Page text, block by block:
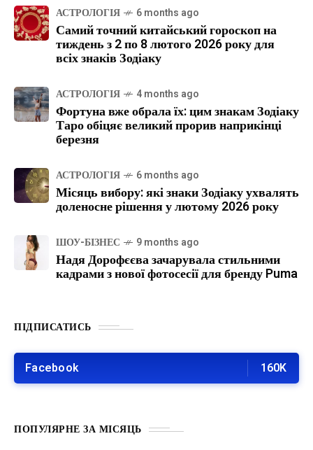
АСТРОЛОГІЯ 6 months ago
Самий точний китайський гороскоп на
тиждень з 2 по 8 лютого 2026 року для
всіх знаків Зодіаку
АСТРОЛОГІЯ 4 months ago
Фортуна вже обрала їх: цим знакам Зодіаку
Таро обіцяє великий прорив наприкінці
березня
АСТРОЛОГІЯ 6 months ago
Місяць вибору: які знаки Зодіаку ухвалять
доленосне рішення у лютому 2026 року
ШОУ-БІЗНЕС 9 months ago
Надя Дорофєєва зачарувала стильними
кадрами з нової фотосесії для бренду Puma
ПІДПИСАТИСЬ
Facebook 160K
ПОПУЛЯРНЕ ЗА МІСЯЦЬ